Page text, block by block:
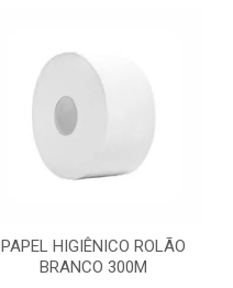
PAPEL HIGIÊNICO ROLÃO
BRANCO 300M